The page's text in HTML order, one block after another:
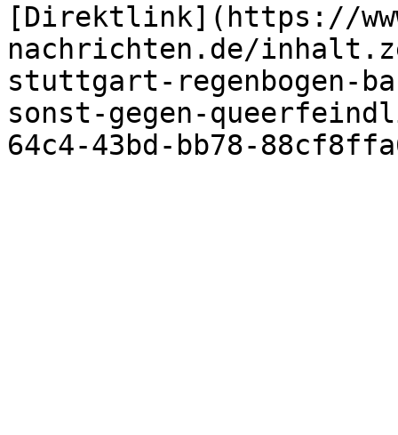
[Direktlink](https://
nachrichten.de/
stuttgart-regenbogen-
sonst-gegen-
64c4-43bd-bb78-